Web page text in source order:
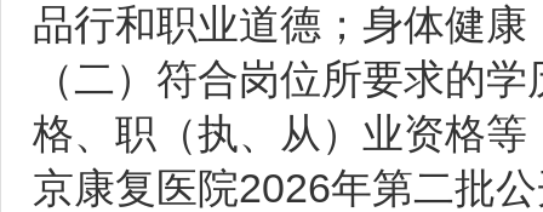
品行和职业道德；身体健
（二）符合岗位所要求的
格、职（执、从）业资格
京康复医院2026年第二批